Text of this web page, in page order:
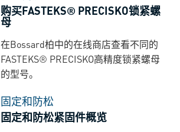
购买FASTEKS® PRECISKO锁紧螺
母
在Bossard柏中的在线商店查看不同的
FASTEKS® PRECISKO高精度锁紧螺母
的型号。
固定和防松
固定和防松紧固件概览